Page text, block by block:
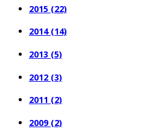
2015 (22)
2014 (14)
2013 (5)
2012 (3)
2011 (2)
2009 (2)